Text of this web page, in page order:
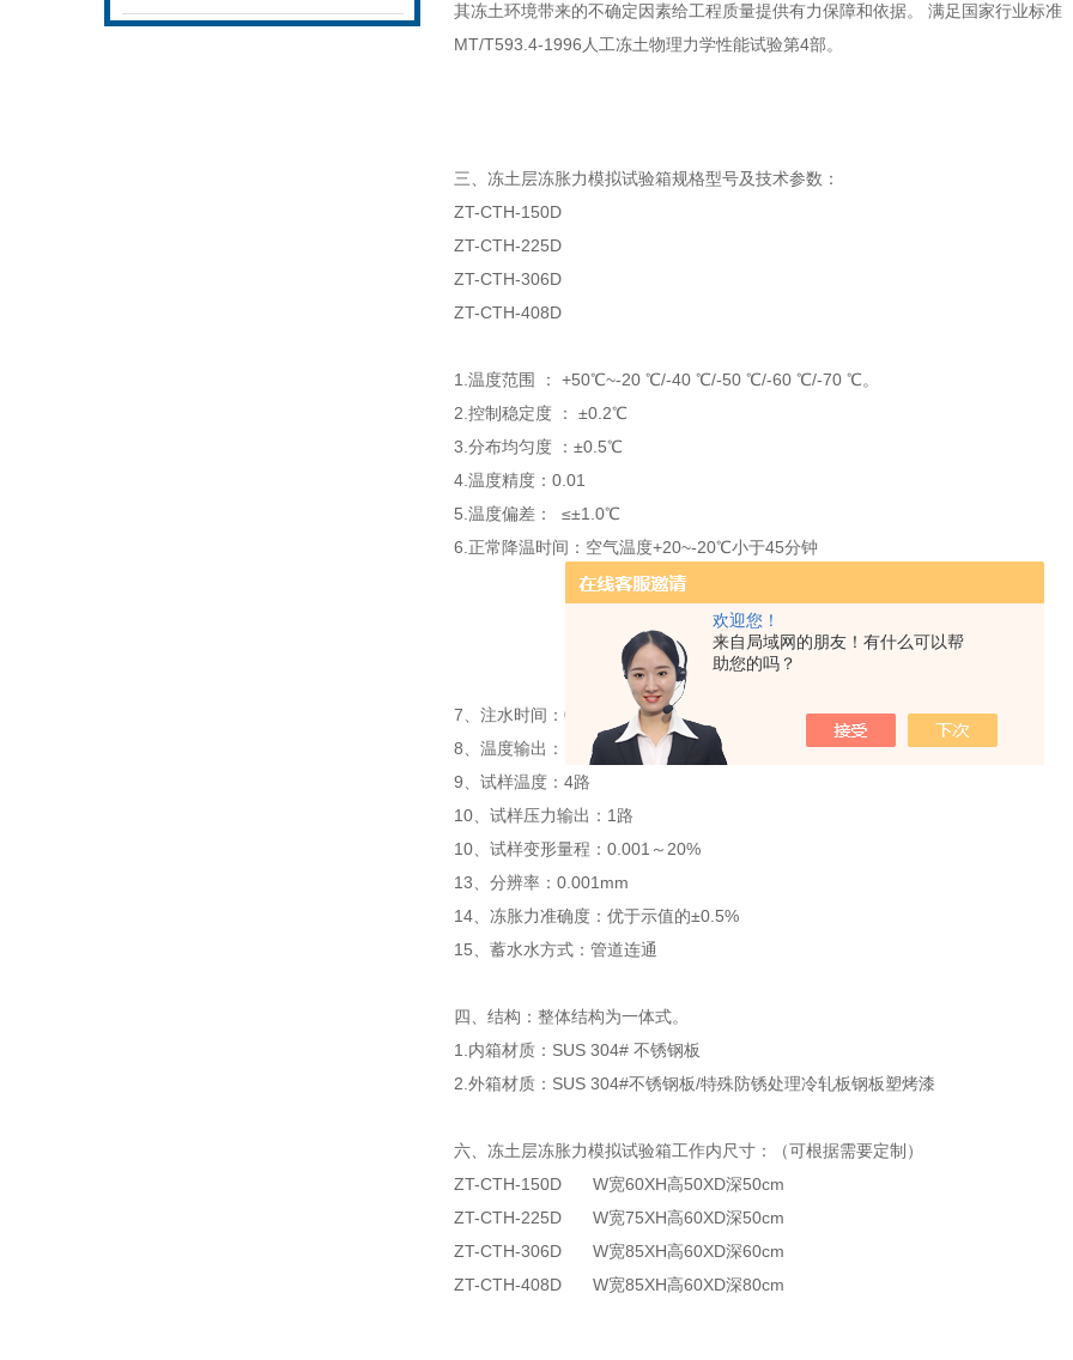
欢迎您！
来自局域网的朋友！有什么可以帮
助您的吗？
其冻土环境带来的不确定因素给工程质量提供有力保障和依据。
满足国家行业标准
MT/T593.4-1996 人工冻土物理力学性能试验第4部。
三、 冻土层冻胀力模拟试验箱规格型号及技术参数：
ZT-CTH-150D
ZT-CTH-225D
ZT-CTH-306D
ZT-CTH-408D
1.温度范围 ： +50℃~-20 ℃/-40 ℃/-50 ℃/-60 ℃/-70 ℃。
2.控制稳定度 ： ±0.2℃
3.分布均匀度 ：±0.5℃
4.温度精度：0.01
5.温度偏差： ≤±1.0℃
6.正常降温时间：空气温度+20~-20℃小于45分钟
+20~-40℃小于60分钟
+20~-50℃小于65分钟
+20~-60℃小于75分钟
+20~-70℃小于85分
7、注水时间 ： 0～99h59min
8、温度输出：1路
9、试样温度：4路
10、试样压力输出：1路
10、试样变形量程： 0.001 ～20%
13、 分辨率：0.001mm
14、冻胀力准确度：优于示值的±0.5%
15、蓄水水方式：管道连通
四、 结构：整体结构为一体式。
1.内箱材质：SUS 304# 不锈钢板
2.外箱材质：SUS 304#不锈钢板/特殊防锈处理冷轧板钢板塑烤漆
六、 冻土层冻胀力模拟试验箱工作内尺寸：（可根据需要定制）
ZT-CTH-150D W宽60XH高50XD深50cm
ZT-CTH-225D W宽75XH高60XD深50cm
ZT-CTH-306D W宽85XH高60XD深60cm
ZT-CTH-408D W宽85XH高60XD深80cm